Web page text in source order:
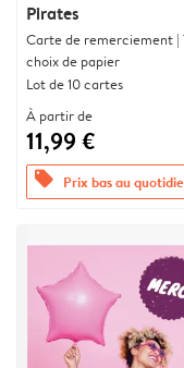
Pirates
Carte de remerciement |
choix de papier
Lot de 10 cartes
À partir de
11,99 €
offers Prix bas au